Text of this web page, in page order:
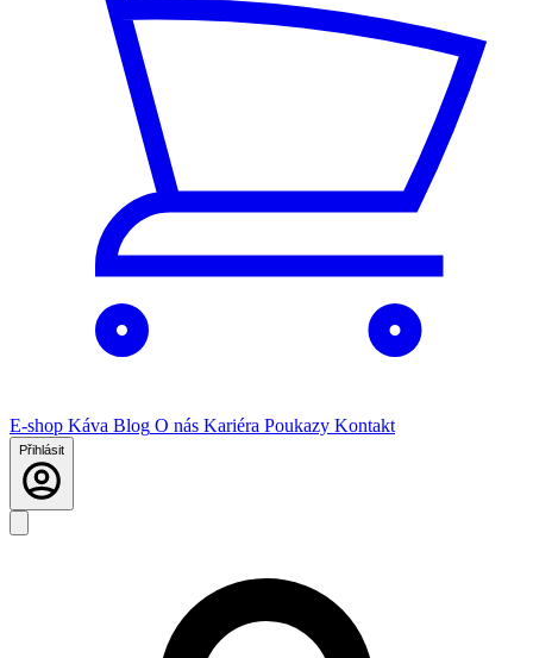
E-shop Káva Blog O nás Kariéra Poukazy Kontakt
Přihlásit